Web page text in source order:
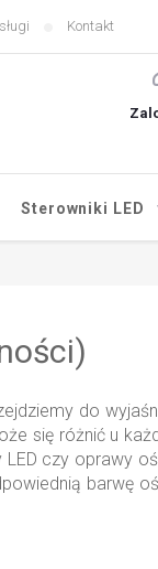
Kontakt
Sterowniki LED
do
się różnić u
czy oprawy
barwę